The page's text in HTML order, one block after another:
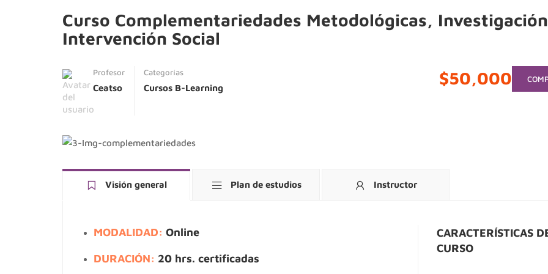
Curso Complementariedades Metodológicas,
Intervención Social
Profesor
Ceatso
Categorías
Cursos B-Learning $50,000
Visión general Plan de estudios Instructor
MODALIDAD: Online
DURACIÓN: 20 hrs. certificadas
CARACTERÍSTICAS
CURSO